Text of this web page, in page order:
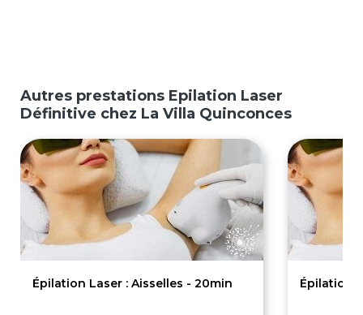
Autres prestations Epilation Laser
Définitive chez La Villa Quinconces
Épilation Laser : Aisselles - 20min Épilation